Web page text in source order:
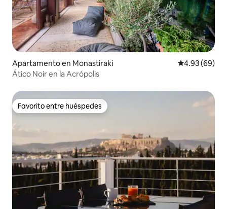
Apartamento en Monastiraki Calificación
4.93 (69)
Ático Noir en la Acrópolis
Favorito entre huéspedes
Favorito entre huéspedes